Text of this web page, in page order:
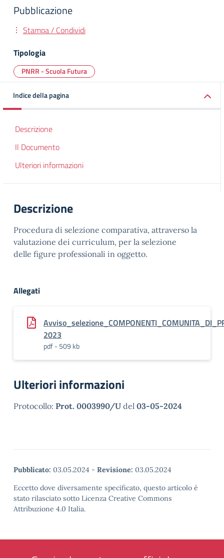
Pubblicazione
Stampa / Condividi
Tipologia
PNRR - Scuola Futura
Indice della pagina
Descrizione
Il Documento
Ulteriori informazioni
Descrizione
Procedura di selezione comparativa, attraverso la
valutazione dei curriculum, per la selezione
delle figure professionali in oggetto.
Allegati
2023
pdf - 509 kb
Ulteriori informazioni
Protocollo: Prot. 0003990/U del 03-05-2024
Pubblicato: 03.05.2024 - Revisione: 03.05.2024
Eccetto dove diversamente specificato, questo articolo è
stato rilasciato sotto Licenza Creative Commons
Attribuzione 4.0 Italia.